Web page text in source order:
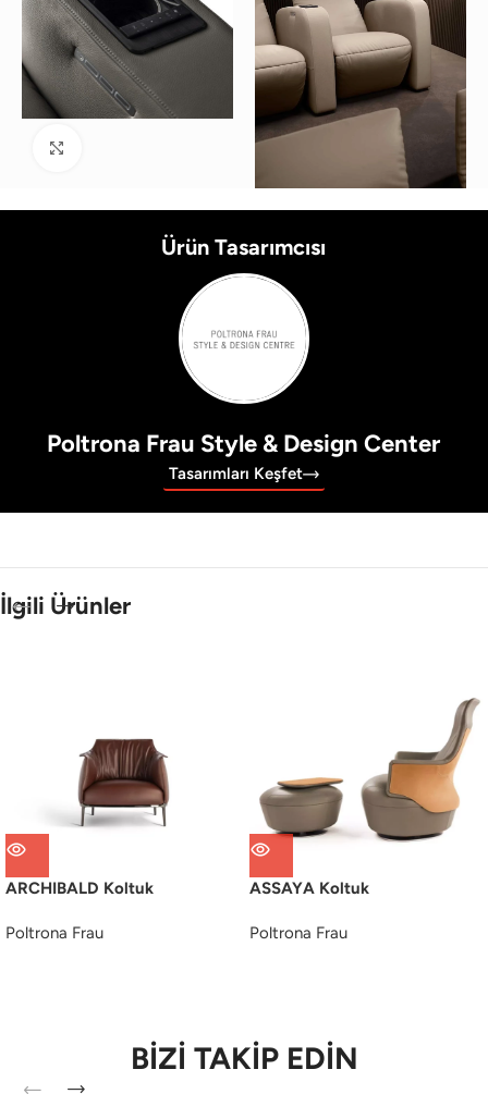
Ürün Tasarımcısı
Poltrona Frau Style & Design Center
Tasarımları Keşfet
İlgili Ürünler
ARCHIBALD Koltuk
Poltrona Frau
ASSAYA Koltuk
Poltrona Frau
BİZİ TAKİP EDİN